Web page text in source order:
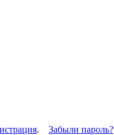
. Забыли пароль?